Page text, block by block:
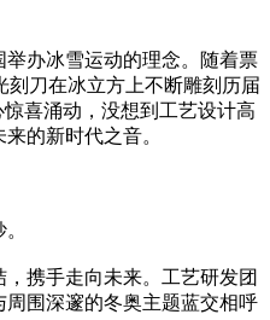
办冰雪运动的理念。随着票
刀在冰立方上不断雕刻历届
喜涌动，没想到工艺设计高
的新时代之音。
携手走向未来。工艺研发团
围深邃的冬奥主题蓝交相呼